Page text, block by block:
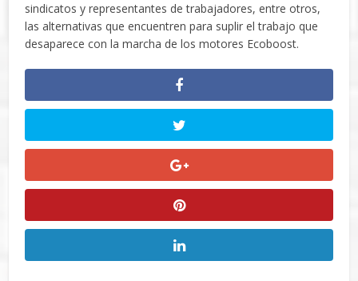
sindicatos y representantes de trabajadores, entre otros,
las alternativas que encuentren para suplir el trabajo que
desaparece con la marcha de los motores Ecoboost.